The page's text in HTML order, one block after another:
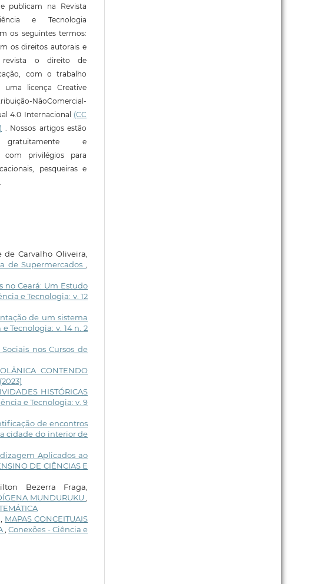
publicam na Revista
e Tecnologia
os seguintes termos:
os direitos autorais e
revista o direito de
com o trabalho
uma licença Creative
NãoComercial-
4.0 Internacional (CC
. Nossos artigos estão
gratuitamente e
com privilégios para
pesqueiras e
de Carvalho Oliveira,
de Supermercados,
no Ceará: Um Estudo
e Tecnologia: v. 12
de um sistema
Tecnologia: v. 14 n. 2
nos Cursos de
CONTENDO
HISTÓRICAS
e Tecnologia: v. 9
de encontros
cidade do interior de
Aplicados ao
DE CIÊNCIAS E
Bezerra Fraga,
MUNDURUKU,
MAPAS CONCEITUAIS
,Conexões - Ciência e